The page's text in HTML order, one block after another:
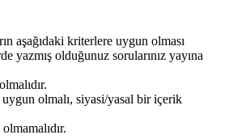
aşağıdaki kriterlere uygun olması
yazmış olduğunuz sorularınız yayına
olmalı, siyasi/yasal bir içerik